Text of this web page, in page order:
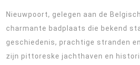
Nieuwpoort, gelegen aan de
charmante badplaats die bekend
geschiedenis, prachtige stranden
zijn pittoreske jachthaven en